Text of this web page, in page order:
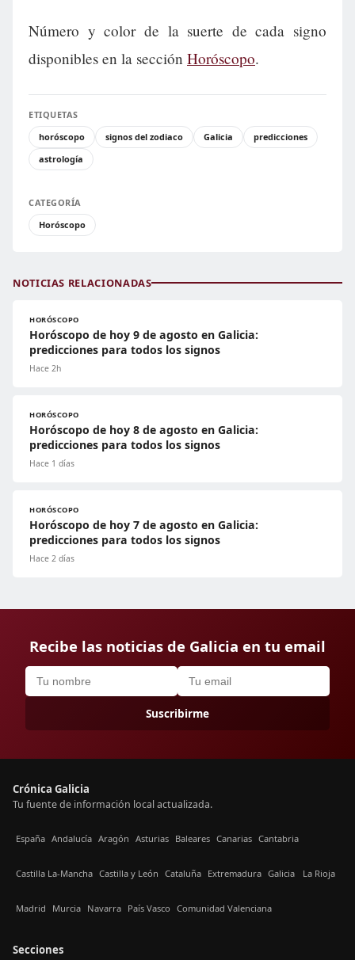
Número y color de la suerte de cada signo
disponibles en la sección Horóscopo.
ETIQUETAS
horóscopo
signos del zodiaco Galicia
predicciones
astrología
CATEGORÍA
Horóscopo
NOTICIAS RELACIONADAS
HORÓSCOPO
Horóscopo de hoy 9 de agosto en Galicia:
predicciones para todos los signos
Hace 2h
HORÓSCOPO
Horóscopo de hoy 8 de agosto en Galicia:
predicciones para todos los signos
Hace 1 días
HORÓSCOPO
Horóscopo de hoy 7 de agosto en Galicia:
predicciones para todos los signos
Hace 2 días
Recibe las noticias de Galicia en tu email
Suscribirme
Crónica Galicia
Tu fuente de información local actualizada.
España Andalucía Aragón Asturias Baleares Canarias Cantabria
Castilla La-Mancha Castilla y León Cataluña Extremadura Galicia La Rioja
Madrid Murcia Navarra País Vasco Comunidad Valenciana
Secciones